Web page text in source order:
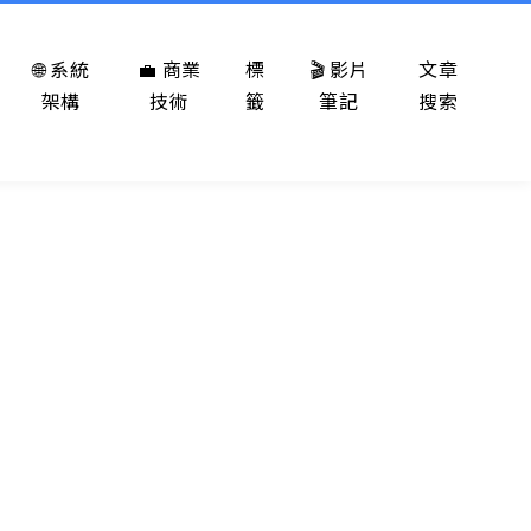
🌐 系統
架構
💼 商業
技術
標
籤
🎬 影片
筆記
文章
搜索